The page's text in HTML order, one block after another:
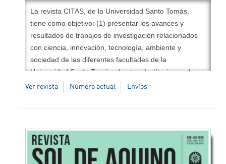
La revista CITAS, de la Universidad Santo Tomás,
tiene como objetivo: (1) presentar los avances y
resultados de trabajos de investigación relacionados
con ciencia, innovación, tecnología, ambiente y
sociedad de las diferentes facultades de la
Universidad Santo Tomás, de otras Instituciones de
Educación Superior (IES), y de entidades públicas y
proyectos de gestión (empresarial, ambiental y/o
social), innovación, emprendimiento y transferencia
tecnológica de impacto nacional e internacional; y (3)
Ver revista Número actual Envíos